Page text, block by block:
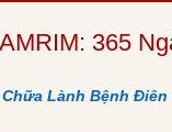
365
Lành Bệnh Điên